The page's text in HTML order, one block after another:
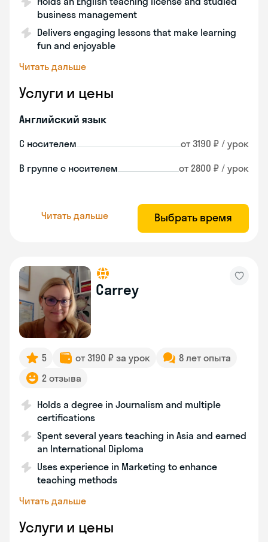
business management
Delivers engaging lessons that make learning
fun and enjoyable
Читать дальше
Услуги и цены
Английский язык
С носителем от 3190 ₽ / урок
В группе с носителем от 2800 ₽ / урок
Читать дальше Выбрать время
Carrey
5 от 3190 ₽ за урок
8 лет опыта
2 отзыва
Holds a degree in Journalism and multiple
certifications
Spent several years teaching in Asia and earned
an International Diploma
Uses experience in Marketing to enhance
teaching methods
Читать дальше
Услуги и цены